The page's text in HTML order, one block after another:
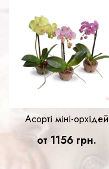
Асорті міні-орхідей
от 1156 грн.